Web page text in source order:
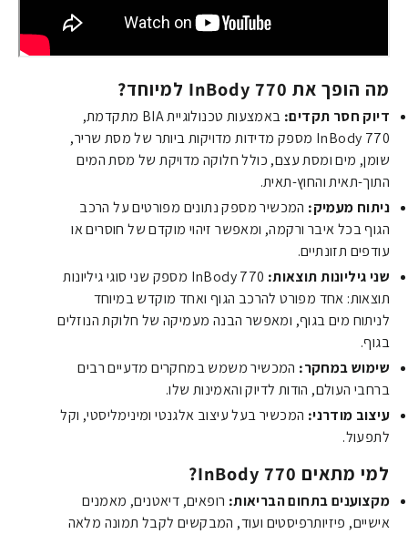
מה הופך את InBody 770 למיוחד?
דיוק חסר תקדים: באמצעות טכנולוגיית BIA מתקדמת,
InBody 770 מספק מדידות מדויקות ביותר של מסת שריר,
שומן, מים ומסת עצם, כולל חלוקה מדויקת של מסת המים
התוך-תאית והחוץ-תאית.
ניתוח מעמיק: המכשיר מספק נתונים מפורטים על הרכב
הגוף בכל איבר ורקמה, ומאפשר זיהוי מוקדם של חוסרים או
עודפים תזונתיים.
שני גיליונות תוצאות:
InBody 770 מספק שני סוגי גיליונות
תוצאות: אחד מפורט להרכב הגוף ואחד מוקדש במיוחד
לניתוח מים בגוף, ומאפשר הבנה מעמיקה של חלוקת הנוזלים
בגוף.
שימוש במחקר: המכשיר משמש במחקרים מדעיים רבים
ברחבי העולם, הודות לדיוק והאמינות שלו.
עיצוב מודרני: המכשיר בעל עיצוב אלגנטי ומינימליסטי, וקל
לתפעול.
למי מתאים InBody 770?
מקצוענים בתחום הבריאות: רופאים, דיאטנים, מאמנים
אישיים, פיזיותרפיסטים ועוד, המבקשים לקבל תמונה מלאה